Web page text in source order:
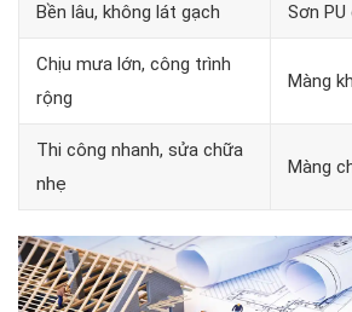
Bền lâu, không lát gạch Sơn
Chịu mưa lớn, công trình
rộng
Màng
Thi công nhanh, sửa chữa
nhẹ
Màng